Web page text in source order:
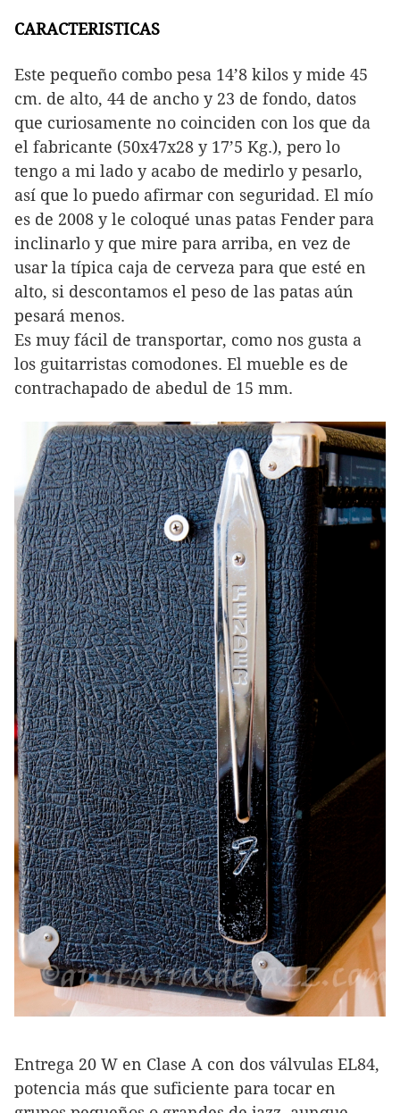
CARACTERISTICAS
Este pequeño combo pesa 14’8 kilos y mide 45
cm. de alto, 44 de ancho y 23 de fondo, datos
que curiosamente no coinciden con los que da
el fabricante (50x47x28 y 17’5 Kg.), pero lo
tengo a mi lado y acabo de medirlo y pesarlo,
así que lo puedo afirmar con seguridad. El mío
es de 2008 y le coloqué unas patas Fender para
inclinarlo y que mire para arriba, en vez de
usar la típica caja de cerveza para que esté en
alto, si descontamos el peso de las patas aún
pesará menos.
Es muy fácil de transportar, como nos gusta a
los guitarristas comodones. El mueble es de
contrachapado de abedul de 15 mm.
Entrega 20 W en Clase A con dos válvulas EL84,
potencia más que suficiente para tocar en